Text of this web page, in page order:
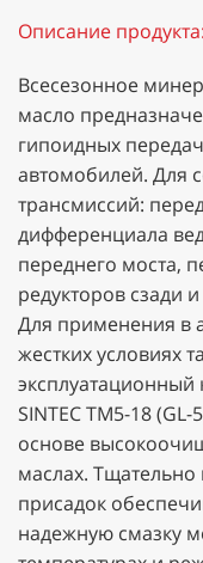
Описание продукта:
Всесезонное
масло
гипоидных
автомобилей. Для
трансмиссий:
дифференциала
переднего моста,
редукторов сзади
Для применения в
жестких условиях
эксплуатационный
SINTEC TM5-18
основе
маслах.
присадок
надежную смазку